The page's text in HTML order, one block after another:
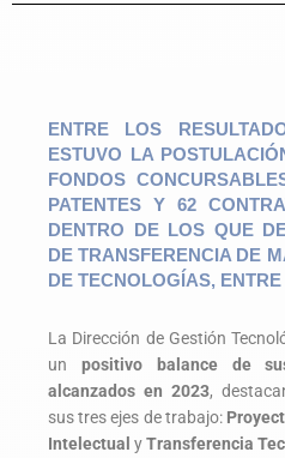
ENTRE LOS
ESTUVO LA
FONDOS
PATENTES Y 62
DENTRO DE LOS QUE
DE TRANSFERENCIA DE
DE TECNOLOGÍAS,
La Dirección de Gestión
un positivo balance de
alcanzados en 2023,
sus tres ejes de trabajo:
Intelectual yTransferencia